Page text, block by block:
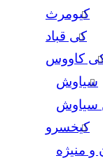
کیومرث
کی قباد
کاووس
سیاوش
سیاوش
کیخسرو
و منیژه